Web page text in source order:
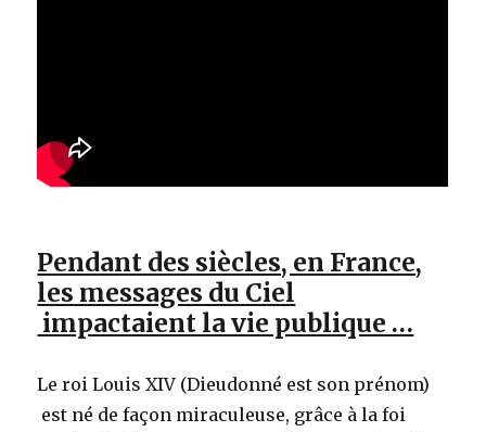
Pendant des siècles, en France,
les messages du Ciel
impactaient la vie publique …
Le roi Louis XIV (Dieudonné est son prénom)
est né de façon miraculeuse, grâce à la foi